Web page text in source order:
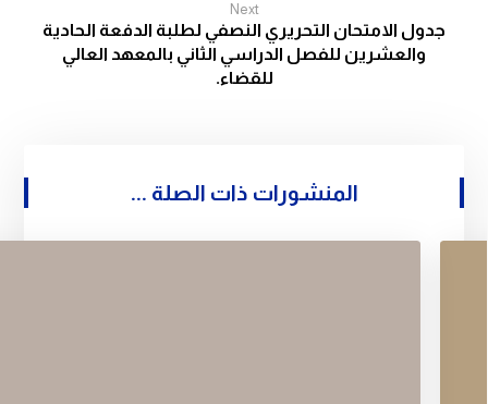
Next
جدول الامتحان التحريري النصفي لطلبة الدفعة الحادية
والعشرين للفصل الدراسي الثاني بالمعهد العالي
للقضاء.
المنشورات ذات الصلة ...